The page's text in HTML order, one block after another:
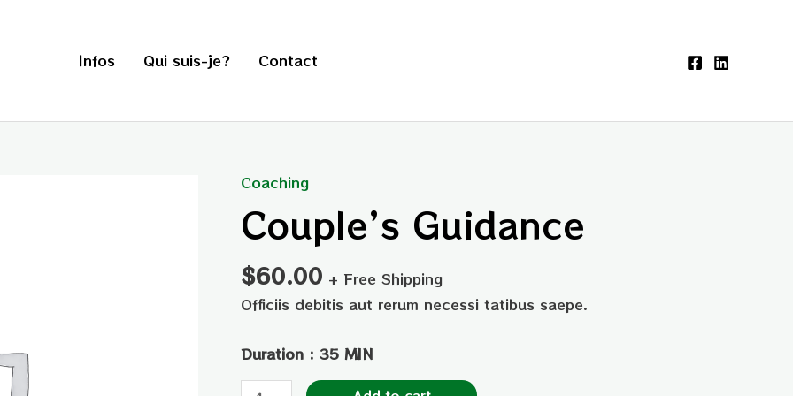
Infos Qui suis-je? Contact
Coaching
Couple’s Guidance
$60.00 + Free Shipping
Officiis debitis aut rerum necessi tatibus saepe.
Duration : 35 MIN
Couple's
Guidance
quantity